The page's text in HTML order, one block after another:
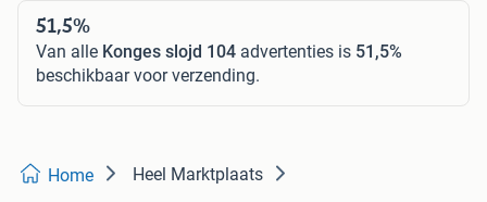
51,5%
Van alle Konges slojd 104 advertenties is 51,5%
beschikbaar voor verzending.
Home Heel Marktplaats